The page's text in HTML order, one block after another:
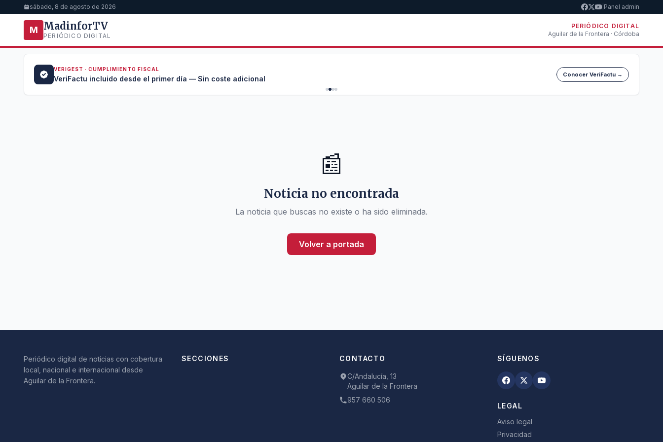
sábado, 8 de agosto de 2026 Panel admin
M MadinforTV
PERIÓDICO DIGITAL
PERIÓDICO DIGITAL
Aguilar de la Frontera · Córdoba
VERIGEST · CUMPLIMIENTO FISCAL
VeriFactu incluido desde el primer día — Sin coste adicional Conocer VeriFactu →
📰
Noticia no encontrada
La noticia que buscas no existe o ha sido eliminada.
Volver a portada
Periódico digital de noticias con cobertura
local, nacional e internacional desde
Aguilar de la Frontera.
SECCIONES CONTACTO
C/Andalucía, 13
Aguilar de la Frontera
957 660 506
SÍGUENOS
LEGAL
Aviso legal
Privacidad